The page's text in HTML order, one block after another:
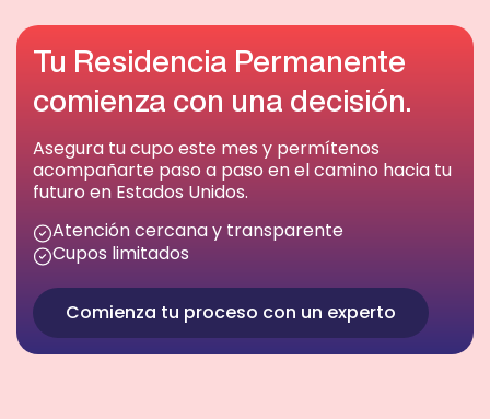
Tu Residencia Permanente
comienza con una decisión.
Asegura tu cupo este mes y permítenos
acompañarte paso a paso en el camino hacia tu
futuro en Estados Unidos.
Atención cercana y transparente
Cupos limitados
Comienza tu proceso con un experto